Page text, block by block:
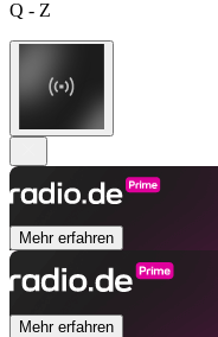
Q - Z
Mehr erfahren
Mehr erfahren